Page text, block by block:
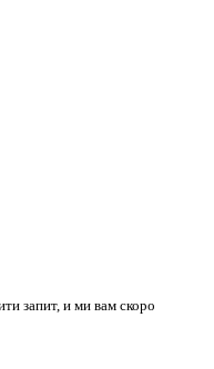
запит, и ми вам скоро